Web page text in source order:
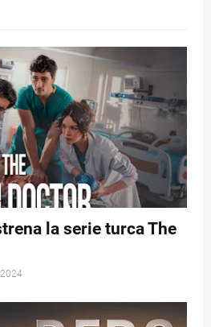
la serie turca The